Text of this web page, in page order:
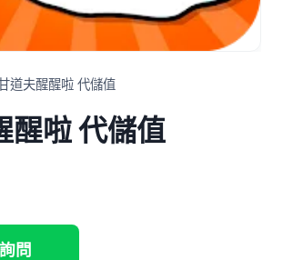
道夫醒醒啦 代儲值
醒啦 代儲值
問